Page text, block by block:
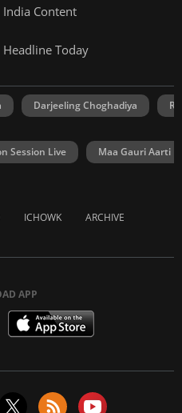
India Content
Headline Today
Darjeeling Choghadiya
Session Live Maa Gauri Aarti
ICHOWK ARCHIVE
APP